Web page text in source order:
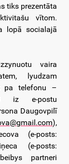
tiks prezentāta
vītom.
lopā socialajā
vaira
lyudzam
pa telefonu –
iz e-postu
Daugovpilī
),
(e-posts:
(e-posts:
partneri